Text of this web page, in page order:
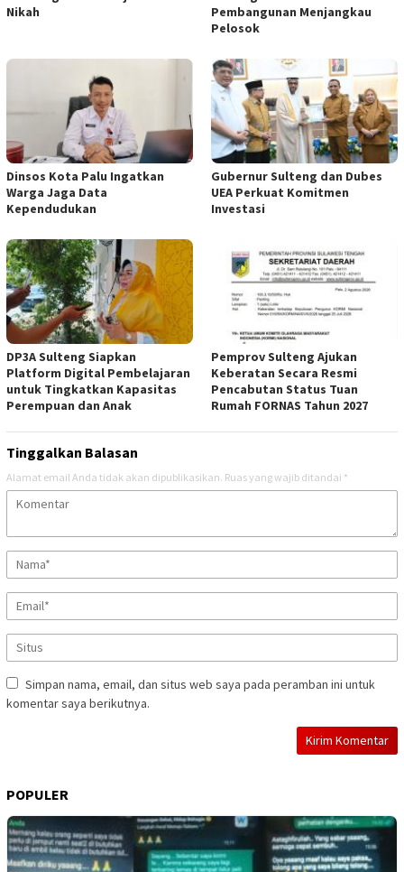
Nikah
Pembangunan Menjangkau
Pelosok
Dinsos Kota Palu Ingatkan
Warga Jaga Data
Kependudukan
Gubernur Sulteng dan Dubes
UEA Perkuat Komitmen
Investasi
DP3A Sulteng Siapkan
Platform Digital Pembelajaran
untuk Tingkatkan Kapasitas
Perempuan dan Anak
Pemprov Sulteng Ajukan
Keberatan Secara Resmi
Pencabutan Status Tuan
Rumah FORNAS Tahun 2027
Tinggalkan Balasan
Alamat email Anda tidak akan dipublikasikan. Ruas yang wajib ditandai *
Simpan nama, email, dan situs web saya pada peramban ini untuk
komentar saya berikutnya.
POPULER